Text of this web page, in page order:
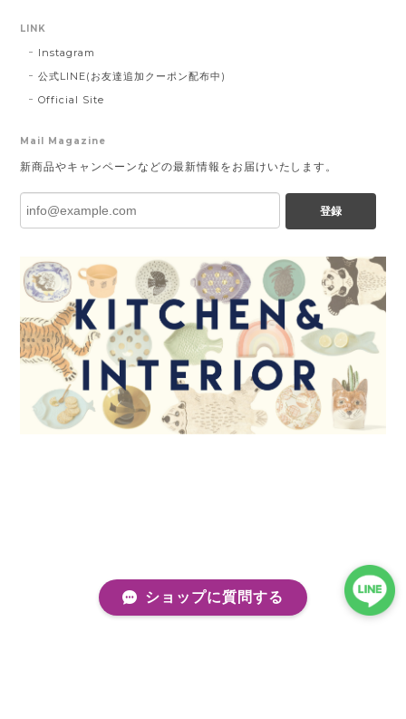
LINK
Instagram
公式LINE(お友達追加クーポン配布中)
Official Site
Mail Magazine
新商品やキャンペーンなどの最新情報をお届けいたします。
登録
ショップに質問する